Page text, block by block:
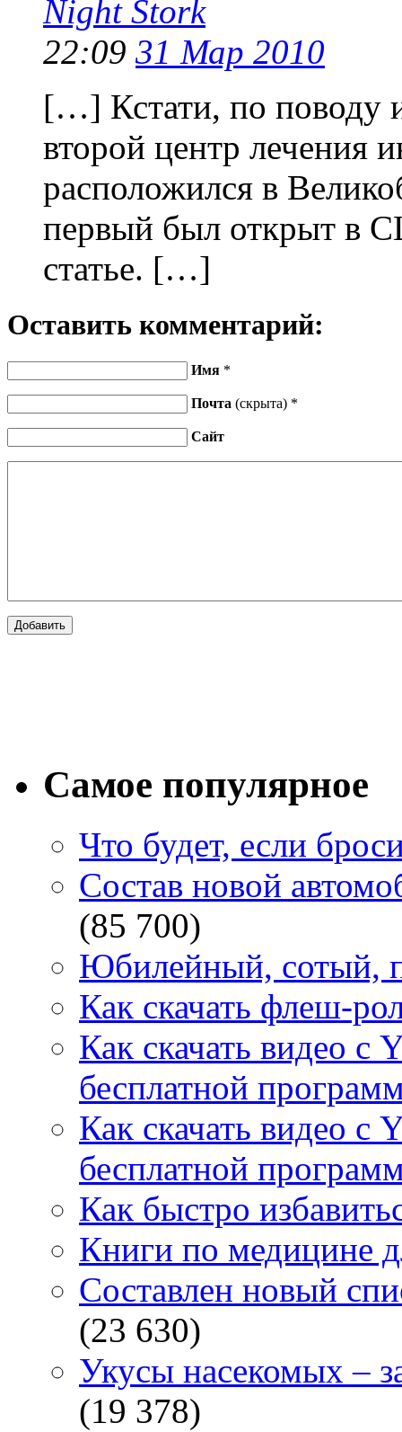
Night Stork
22:09 31 Мар 2010
[…] Кстати, по поводу
второй центр лечения
расположился в
первый был открыт в
статье. […]
Оставить комментарий:
Имя *
Почта (скрыта) *
Сайт
Самое популярное
Что будет, если
Состав новой
(85 700)
Юбилейный, сотый,
Как скачать флеш-
Как скачать видео с
бесплатной
Как скачать видео с
бесплатной
Как быстро
Книги по медицине
Составлен новый
(23 630)
Укусы насекомых –
(19 378)